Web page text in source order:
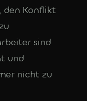
Konflikt
sind
und
nicht zu